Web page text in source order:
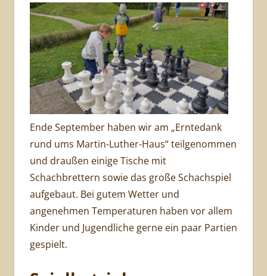
Ende September haben wir am „Erntedank
rund ums Martin-Luther-Haus“ teilgenommen
und draußen einige Tische mit
Schachbrettern sowie das große Schachspiel
aufgebaut. Bei gutem Wetter und
angenehmen Temperaturen haben vor allem
Kinder und Jugendliche gerne ein paar Partien
gespielt.